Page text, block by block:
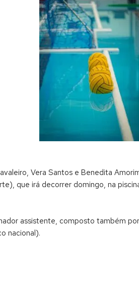
Vera Santos e Benedita
que irá decorrer domingo, na
assistente, composto também
nacional).